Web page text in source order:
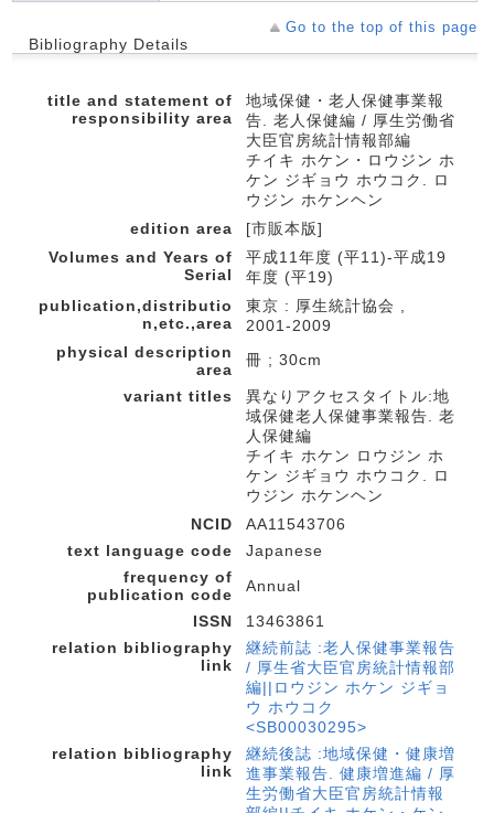
Go to the top of this page
Bibliography Details
title and statement of
responsibility area
地域保健・老人保健事業報
告. 老人保健編 / 厚生労働省
大臣官房統計情報部編
チイキ ホケン・ロウジン ホ
ケン ジギョウ ホウコク. ロ
ウジン ホケンヘン
edition area
[市販本版]
Volumes and Years of
Serial
平成11年度 (平11)-平成19
年度 (平19)
publication,distributio
n,etc.,area
東京 : 厚生統計協会 ,
2001-2009
physical description
area
冊 ; 30cm
variant titles
異なりアクセスタイトル:地
域保健老人保健事業報告. 老
人保健編
チイキ ホケン ロウジン ホ
ケン ジギョウ ホウコク. ロ
ウジン ホケンヘン
NCID
AA11543706
text language code
Japanese
frequency of
publication code
Annual
ISSN
13463861
relation bibliography
link
継続前誌 :老人保健事業報告
/ 厚生省大臣官房統計情報部
編||ロウジン ホケン ジギョ
ウ ホウコク
<SB00030295>
relation bibliography
link
継続後誌 :地域保健・健康増
進事業報告. 健康増進編 / 厚
生労働省大臣官房統計情報